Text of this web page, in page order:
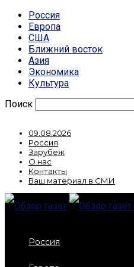
Россия
Европа
США
Ближний восток
Азия
Экономика
Культура
Поиск
09.08.2026
Россия
Зарубеж
О нас
Контакты
Ваш материал в СМИ
Россия